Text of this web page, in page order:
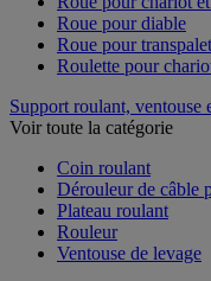
Roue pour diable
Roue pour
Roulette pour
Support roulant, ventouse
Voir toute la catégorie
Coin roulant
Dérouleur de câble
Plateau roulant
Rouleur
Ventouse de levage